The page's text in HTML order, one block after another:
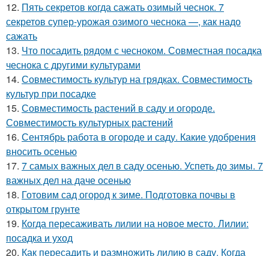
12. Пять секретов когда сажать озимый чеснок. 7
секретов супер-урожая озимого чеснока —, как надо
сажать
13. Что посадить рядом с чесноком. Совместная посадка
чеснока с другими культурами
14. Совместимость культур на грядках. Совместимость
культур при посадке
15. Совместимость растений в саду и огороде.
Совместимость культурных растений
16. Сентябрь работа в огороде и саду. Какие удобрения
вносить осенью
17. 7 самых важных дел в саду осенью. Успеть до зимы. 7
важных дел на даче осенью
18. Готовим сад огород к зиме. Подготовка почвы в
открытом грунте
19. Когда пересаживать лилии на новое место. Лилии:
посадка и уход
20. Как пересадить и размножить лилию в саду. Когда